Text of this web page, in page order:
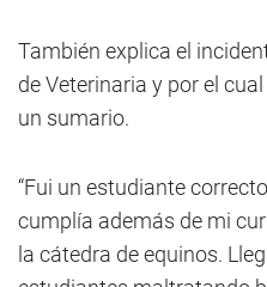
También explica el
de Veterinaria y por el
un sumario.
“Fui un estudiante
cumplía además de mi
la cátedra de equinos.